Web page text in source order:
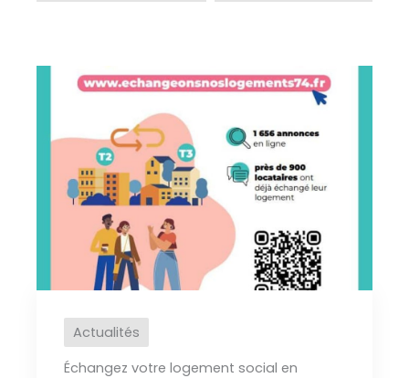
Actualités
Échangez votre logement social en